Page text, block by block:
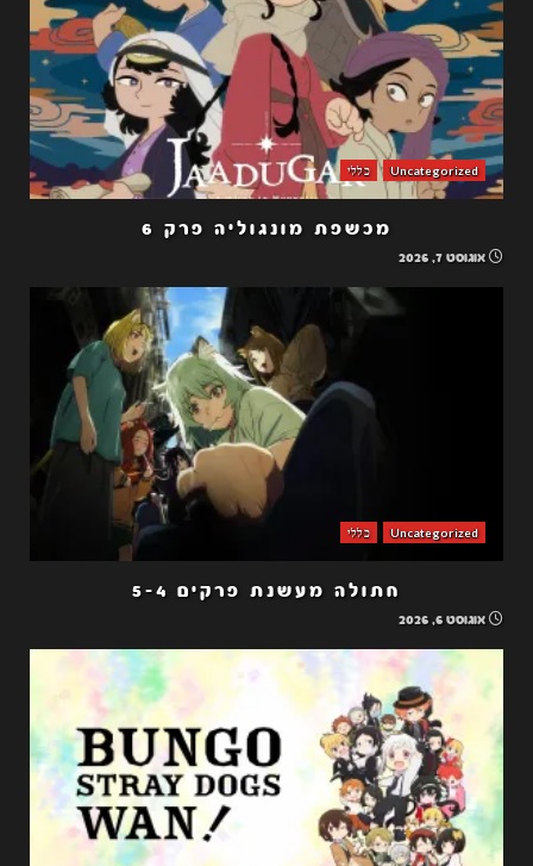
Uncategorized כללי
מכשפת מונגוליה פרק 6
אוגוסט 7, 2026
Uncategorized כללי
חתולה מעשנת פרקים 5-4
אוגוסט 6, 2026